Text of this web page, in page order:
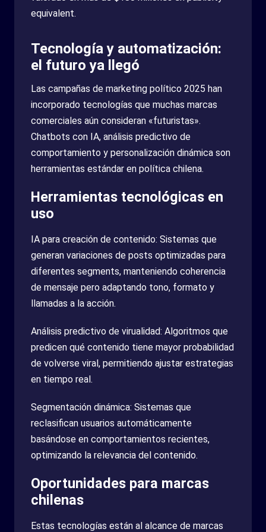
equivalent.
Tecnología y automatización:
el futuro ya llegó
Las campañas de marketing político 2025 han
incorporado tecnologías que muchas marcas
comerciales aún consideran «futuristas».
Chatbots con IA, análisis predictivo de
comportamiento y personalización dinámica son
herramientas estándar en política chilena.
Herramientas tecnológicas en
uso
IA para creación de contenido: Sistemas que
generan variaciones de posts optimizadas para
diferentes segments, manteniendo coherencia
de mensaje pero adaptando tono, formato y
llamadas a la acción.
Análisis predictivo de virualidad: Algoritmos que
predicen qué contenido tiene mayor probabilidad
de volverse viral, permitiendo ajustar estrategias
en tiempo real.
Segmentación dinámica: Sistemas que
reclasifican usuarios automáticamente
basándose en comportamientos recientes,
optimizando la relevancia del contenido.
Oportunidades para marcas
chilenas
Estas tecnologías están al alcance de marcas